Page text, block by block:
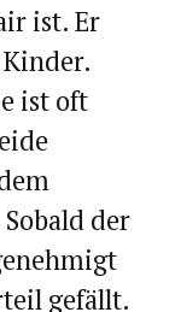
ist. Er
ist oft
der
gefällt.